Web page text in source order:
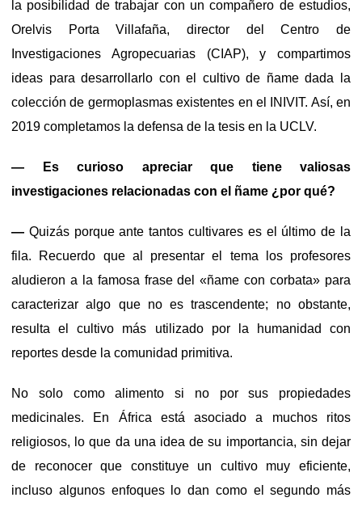
la posibilidad de trabajar con un compañero de estudios,
Orelvis Porta Villafaña, director del Centro de
Investigaciones Agropecuarias (CIAP), y compartimos
ideas para desarrollarlo con el cultivo de ñame dada la
colección de germoplasmas existentes en el INIVIT. Así, en
2019 completamos la defensa de la tesis en la UCLV.
— Es curioso apreciar que tiene valiosas
investigaciones relacionadas con el ñame ¿por qué?
— Quizás porque ante tantos cultivares es el último de la
fila. Recuerdo que al presentar el tema los profesores
aludieron a la famosa frase del «ñame con corbata» para
caracterizar algo que no es trascendente; no obstante,
resulta el cultivo más utilizado por la humanidad con
reportes desde la comunidad primitiva.
No solo como alimento si no por sus propiedades
medicinales. En África está asociado a muchos ritos
religiosos, lo que da una idea de su importancia, sin dejar
de reconocer que constituye un cultivo muy eficiente,
incluso algunos enfoques lo dan como el segundo más